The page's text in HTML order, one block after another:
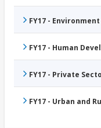
FY17 -
FY17 - Human
FY17 - Private
FY17 - Urban and